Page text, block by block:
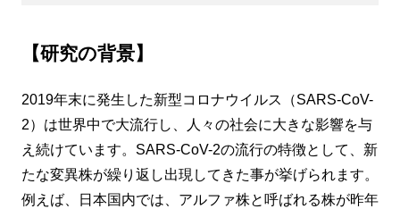
【研究の背景】
2019年末に発生した新型コロナウイルス（SARS-CoV-
2）は世界中で大流行し、人々の社会に大きな影響を与
え続けています。SARS-CoV-2の流行の特徴として、新
たな変異株が繰り返し出現してきた事が挙げられます。
例えば、日本国内では、アルファ株と呼ばれる株が昨年